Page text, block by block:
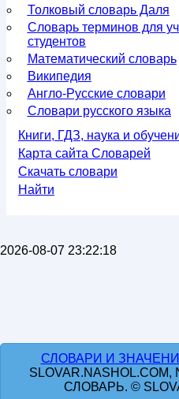
Толковый словарь Даля
Словарь терминов для
студентов
Математический словарь
Википедия
Англо-Русские словари
Словари русского языка
Книги, ГДЗ, наука и
Карта сайта Словарей
Скачать словари
Найти
2026-08-07 23:22:18
СЛОВАРИ И
СЛОВАРЬ. ©